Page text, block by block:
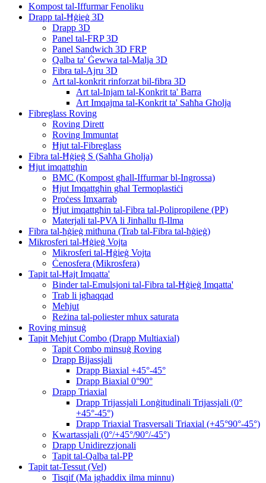
Kompost tal-Iffurmar Fenoliku
Drapp tal-Ħġieġ 3D
Drapp 3D
Panel tal-FRP 3D
Panel Sandwich 3D FRP
Qalba ta' Ġewwa tal-Malja 3D
Fibra tal-Ajru 3D
Art tal-konkrit rinforzat bil-fibra 3D
Art tal-Injam tal-Konkrit ta' Barra
Art Imqajma tal-Konkrit ta' Saħħa Għolja
Fibreglass Roving
Roving Dirett
Roving Immuntat
Ħjut tal-Fibreglass
Fibra tal-Ħġieġ S (Saħħa Għolja)
Ħjut imqattgħin
BMC (Kompost għall-Iffurmar bl-Ingrossa)
Ħjut Imqattgħin għal Termoplastiċi
Proċess Imxarrab
Ħjut imqattgħin tal-Fibra tal-Polipropilene (PP)
Materjali tal-PVA li Jinħallu fl-Ilma
Fibra tal-ħġieġ mitħuna (Trab tal-Fibra tal-ħġieġ)
Mikrosferi tal-Ħġieġ Vojta
Mikrosferi tal-Ħġieġ Vojta
Ċenosfera (Mikrosfera)
Tapit tal-Ħajt Imqatta'
Binder tal-Emulsjoni tal-Fibra tal-Ħġieġ Imqatta'
Trab li jgħaqqad
Meħjut
Reżina tal-poliester mhux saturata
Roving minsuġ
Tapit Meħjut Combo (Drapp Multiaxial)
Tapit Combo minsuġ Roving
Drapp Bijassjali
Drapp Biaxial +45°-45°
Drapp Biaxial 0°90°
Drapp Triaxial
Drapp Trijassjali Lonġitudinali Trijassjali (0°
+45°-45°)
Drapp Triaxial Trasversali Triaxial (+45°90°-45°)
Kwartassjali (0°/+45°/90°/-45°)
Drapp Unidirezzjonali
Tapit tal-Qalba tal-PP
Tapit tat-Tessut (Vel)
Tisqif (Ma jgħaddix ilma minnu)